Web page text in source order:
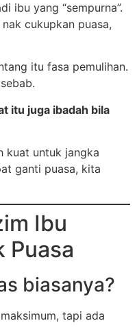
ibu yang “sempurna”.
cukupkan puasa,
itu fasa pemulihan.
itu juga ibadah bila
kuat untuk jangka
ganti puasa, kita
Ibu
Puasa
biasanya?
tapi ada